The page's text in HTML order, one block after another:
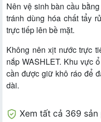
Nên vệ sinh bàn cầu
tránh dùng hóa chất tẩy
trực tiếp lên bề mặt.
Không nên xịt nước trực
nắp WASHLET. Khu vực
cần được giữ khô ráo để
dài.
Xem tất cả 369